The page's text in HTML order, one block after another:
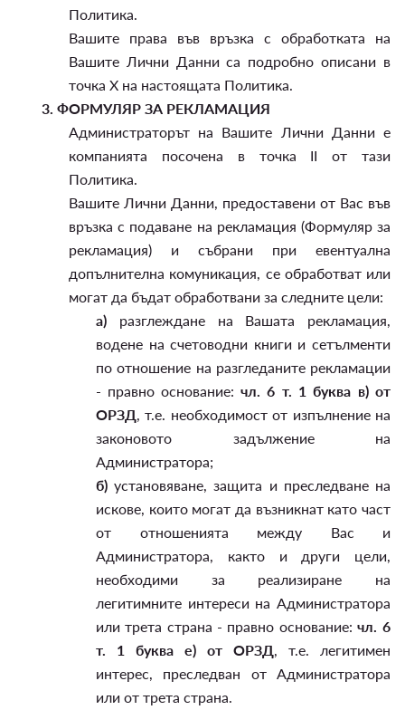
Политика.
Вашите права във връзка с обработката на
Вашите Лични Данни са подробно описани в
точка X на настоящата Политика.
3. ФОРМУЛЯР ЗА РЕКЛАМАЦИЯ
Администраторът на Вашите Лични Данни е
компанията посочена в точка II от тази
Политика.
Вашите Лични Данни, предоставени от Вас във
връзка с подаване на рекламация (Формуляр за
рекламация) и събрани при евентуална
допълнителна комуникация, се обработват или
могат да бъдат обработвани за следните цели:
а) разглеждане на Вашата рекламация,
водене на счетоводни книги и сетълменти
по отношение на разгледаните рекламации
- правно основание: чл. 6 т. 1 буква в) от
ОРЗД, т.е. необходимост от изпълнение на
законовото задължение на
Администратора;
б) установяване, защита и преследване на
искове, които могат да възникнат като част
от отношенията между Вас и
Администратора, както и други цели,
необходими за реализиране на
легитимните интереси на Администратора
или трета страна - правно основание: чл. 6
т. 1 буква е) от ОРЗД, т.е. легитимен
интерес, преследван от Администратора
или от трета страна.